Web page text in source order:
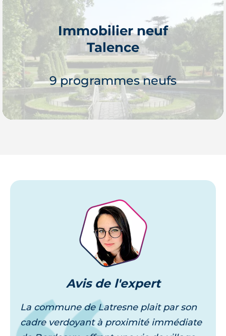
Je découvre
Immobilier neuf
Talence
9 programmes neufs
Je découvre
Avisde l'expert
La commune de Latresne plait par son
cadre verdoyant à proximité immédiate